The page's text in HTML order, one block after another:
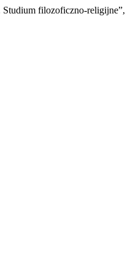
filozoficzno-religijne”,